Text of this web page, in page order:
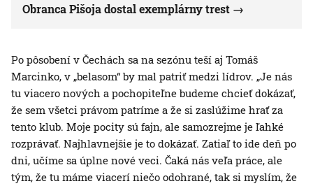
Obranca Pišoja dostal exemplárny trest
Po pôsobení v Čechách sa na sezónu teší aj Tomáš
Marcinko, v „belasom“ by mal patriť medzi lídrov. „Je nás
tu viacero nových a pochopiteľne budeme chcieť dokázať,
že sem všetci právom patríme a že si zaslúžime hrať za
tento klub. Moje pocity sú fajn, ale samozrejme je ľahké
rozprávať. Najhlavnejšie je to dokázať. Zatiaľ to ide deň po
dni, učíme sa úplne nové veci. Čaká nás veľa práce, ale
tým, že tu máme viacerí niečo odohrané, tak si myslím, že